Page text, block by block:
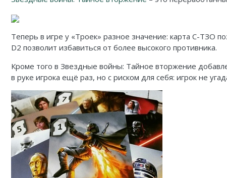
Теперь в игре у «Троек» разное значение: карта С-ТЗО
D2 позволит избавиться от более высокого противника.
Кроме того в Звездные войны: Тайное вторжение
в руке игрока ещё раз, но с риском для себя: игрок не
Приключения
Экономические
Детективные
Игры-квесты
Викторины
Для взрослых (18+)
Стиль Жизни
Crowd Games
GaGa Games
Эврикус
Банда умников
Остальные серии